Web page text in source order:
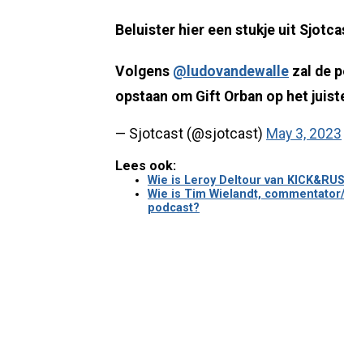
Beluister hier een stukje uit
Volgens @ludovandewalle zal de
opstaan om Gift Orban op het
— Sjotcast (@sjotcast) May 3, 2023
Lees ook:
Wie is Leroy Deltour van
Wie is Tim Wielandt,
podcast?